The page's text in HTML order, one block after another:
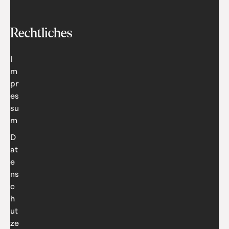
Rechtliches
m
pr
es
su
m
D
at
e
ns
c
h
ut
ze